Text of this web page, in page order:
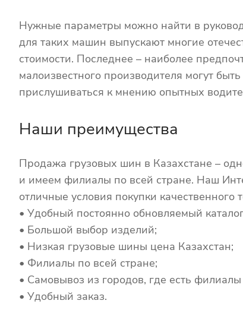
Нужные параметры можно найти в
для таких машин выпускают многие
стоимости. Последнее – наиболее
малоизвестного производителя могут
прислушиваться к мнению опытных
Наши преимущества
Продажа грузовых шин в Казахстане –
и имеем филиалы по всей стране. Наш
отличные условия покупки
• Удобный постоянно обновляемый
• Большой выбор изделий;
• Низкая грузовые шины цена Казахстан;
• Филиалы по всей стране;
• Самовывоз из городов, где есть
• Удобный заказ.